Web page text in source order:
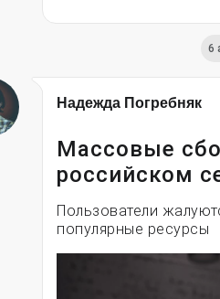
6
Надежда Погребняк
Массовые
российском
Пользователи
популярные ресурсы